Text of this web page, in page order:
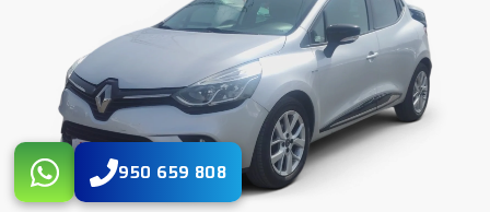
950 659 808